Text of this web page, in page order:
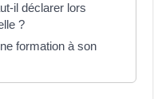
il déclarer lors
?
formation à son